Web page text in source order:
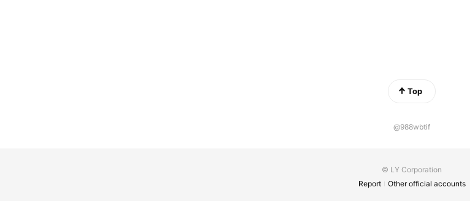
Top
@988wbtif
© LY Corporation
Report
Other official accounts